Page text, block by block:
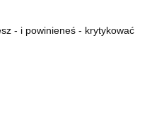
- i powinieneś - krytykować